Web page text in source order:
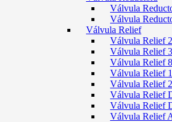
Válvula
Válvula
Válvula Relief
Válvula Relief
Válvula Relief
Válvula Relief
Válvula Relief
Válvula Relief
Válvula Relief
Válvula Relief
Válvula Relief